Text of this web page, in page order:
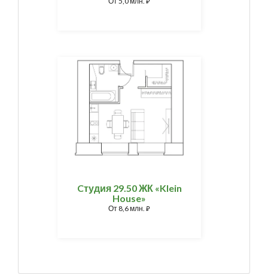
Cтудия 29.50 ЖК «Klein
House»
От 8,6 млн. ⃏